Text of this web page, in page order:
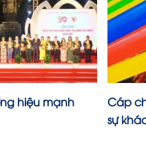
hiệu mạnh
Cáp
sự